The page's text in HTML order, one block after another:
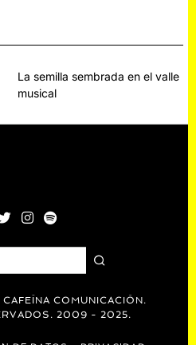
La semilla sembrada en el valle
musical
COMUNICACIÓN.
2009 - 2025.